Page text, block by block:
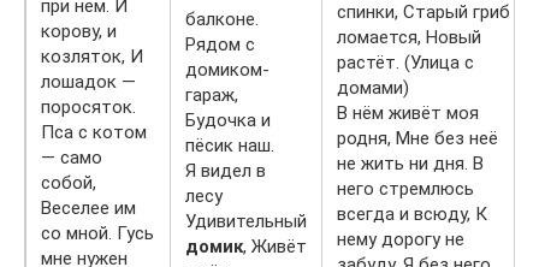
при нём. И
корову, и
козляток, И
лошадок —
поросяток.
Пса с котом
— само
собой,
Веселее им
со мной. Гусь
мне нужен
балконе.
Рядом с
домиком-
гараж,
Будочка и
пёсик наш.
Я видел в
лесу
Удивительный
домик, Живёт
спинки, Старый гриб
ломается, Новый
растёт. (Улица с
домами)
В нём живёт моя
родня, Мне без неё
не жить ни дня. В
него стремлюсь
всегда и всюду, К
нему дорогу не